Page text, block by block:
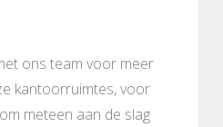
ons team voor meer
kantoorruimtes, voor
meteen aan de slag